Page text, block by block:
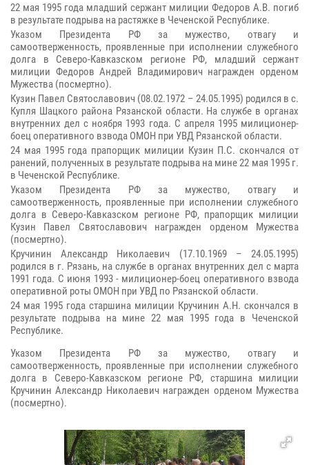
22 мая 1995 года младший сержант милиции Федоров А.В. погиб
в результате подрыва на растяжке в Чеченской Республике.
Указом Президента РФ за мужество, отвагу и
самоотверженность, проявленные при исполнении служебного
долга в Северо-Кавказском регионе РФ, младший сержант
милиции Федоров Андрей Владимирович награжден орденом
Мужества (посмертно).
Кузин Павел Святославович (08.02.1972 – 24.05.1995) родился в с.
Купля Шацкого района Рязанской области. На службе в органах
внутренних дел с ноября 1993 года. С апреля 1995 милиционер-
боец оперативного взвода ОМОН при УВД Рязанской области.
24 мая 1995 года прапорщик милиции Кузин П.С. скончался от
ранений, полученных в результате подрыва на мине 22 мая 1995 г.
в Чеченской Республике.
Указом Президента РФ за мужество, отвагу и
самоотверженность, проявленные при исполнении служебного
долга в Северо-Кавказском регионе РФ, прапорщик милиции
Кузин Павел Святославович награжден орденом Мужества
(посмертно).
Кручинин Александр Николаевич (17.10.1969 – 24.05.1995)
родился в г. Рязань, на службе в органах внутренних дел с марта
1991 года. С июня 1993 - милиционер-боец оперативного взвода
оперативной роты ОМОН при УВД по Рязанской области.
24 мая 1995 года старшина милиции Кручинин А.Н. скончался в
результате подрыва на мине 22 мая 1995 года в Чеченской
Республике.
Указом Президента РФ за мужество, отвагу и
самоотверженность, проявленные при исполнении служебного
долга в Северо-Кавказском регионе РФ, старшина милиции
Кручинин Александр Николаевич награжден орденом Мужества
(посмертно).